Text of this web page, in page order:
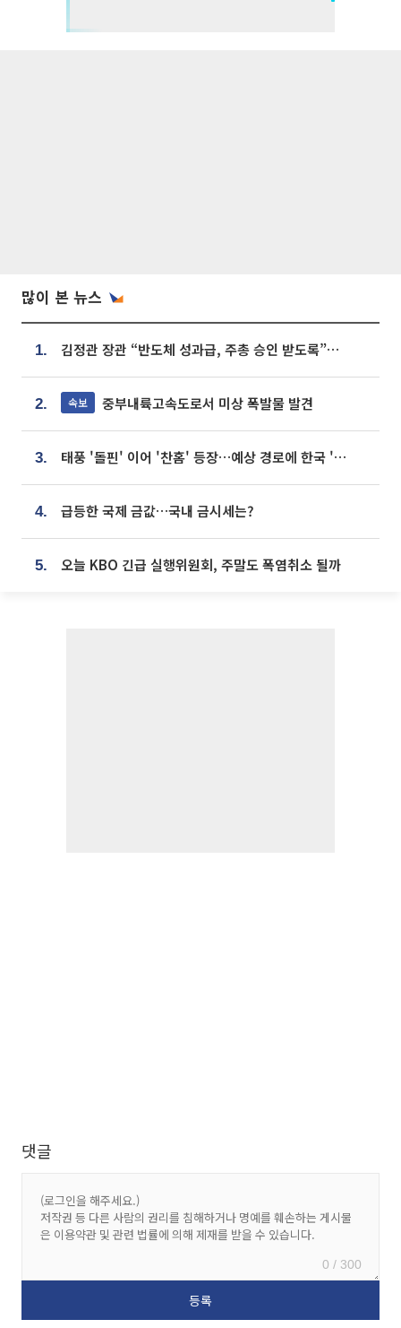
많이 본 뉴스
1. 김정관 장관 “반도체 성과급, 주총 승인 받도록”…상법·자본시장법 개정 시사
2. 속보 중부내륙고속도로서 미상 폭발물 발견
3. 태풍 '돌핀' 이어 '찬홈' 등장…예상 경로에 한국 '한숨'
4. 급등한 국제 금값…국내 금시세는?
5. 오늘 KBO 긴급 실행위원회, 주말도 폭염취소 될까
댓글
0 / 300